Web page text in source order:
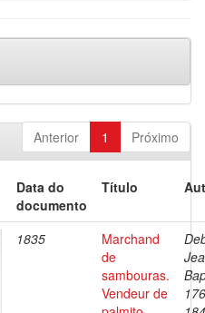
Anterior 1 Próximo
Data do
documento
Título
1835
Marchand
de
sambouras.
Vendeur de